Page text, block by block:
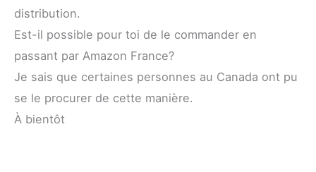
distribution.
Est-il possible pour toi de le commander en
passant par Amazon France?
Je sais que certaines personnes au Canada ont pu
se le procurer de cette manière.
À bientôt